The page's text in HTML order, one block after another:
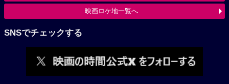
映画ロケ地一覧へ
SNSでチェックする